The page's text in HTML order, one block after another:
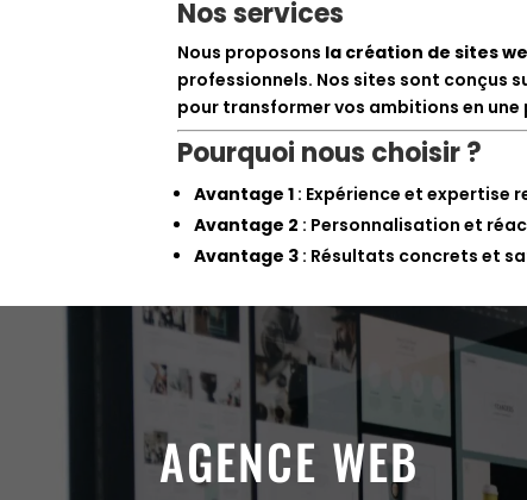
Nos services
Nous proposons la création de sites
professionnels. Nos sites sont conçus
pour transformer vos ambitions en
Pourquoi nous choisir ?
Avantage 1 : Expérience et expertise
Avantage 2 : Personnalisation et
Avantage 3 : Résultats concrets et
AGENCE WEB